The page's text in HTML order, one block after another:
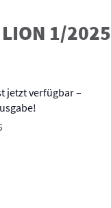
1/2025
jetzt verfügbar –